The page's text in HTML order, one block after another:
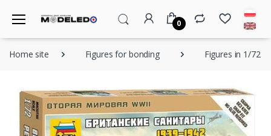
0
Home site Figures for bonding Figures in 1/72